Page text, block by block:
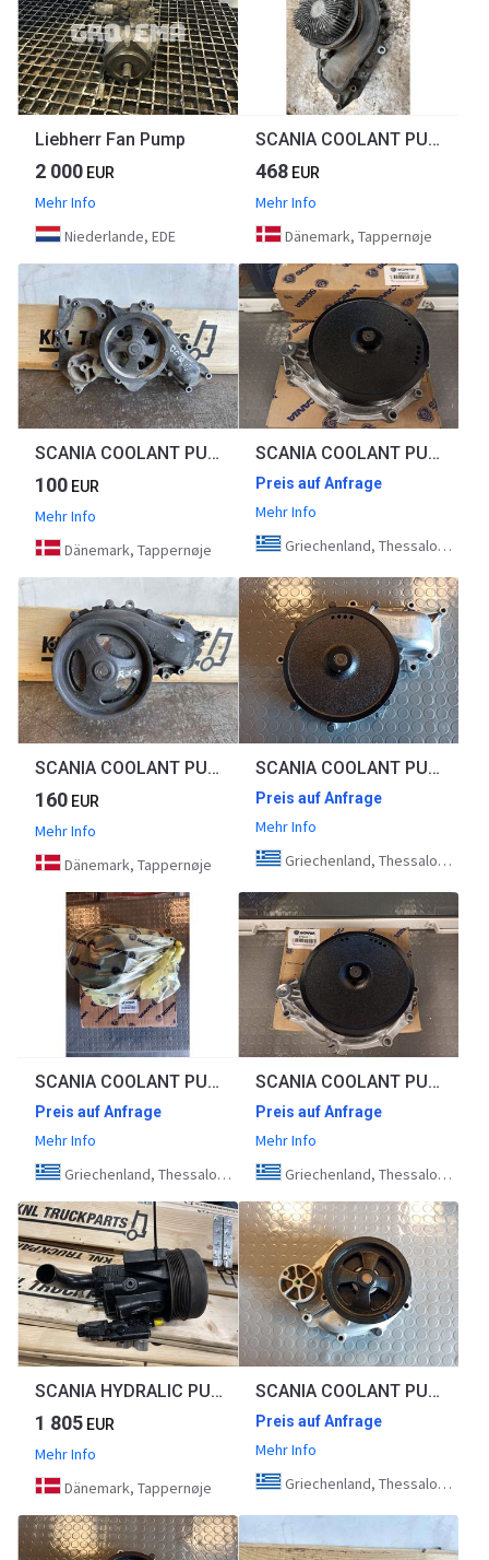
Liebherr Fan Pump
2 000 EUR
Mehr Info
Niederlande, EDE
SCANIA COOLANT PUMP 2714201
468 EUR
Mehr Info
Dänemark, Tappernøje
SCANIA COOLANT PUMP 1793989
100 EUR
Mehr Info
Dänemark, Tappernøje
SCANIA COOLANT PUMP 576663
Preis auf Anfrage
Mehr Info
Griechenland, Thessaloniki
SCANIA COOLANT PUMP 2363452
160 EUR
Mehr Info
Dänemark, Tappernøje
SCANIA COOLANT PUMP 571224
Preis auf Anfrage
Mehr Info
Griechenland, Thessaloniki
SCANIA COOLANT PUMP 571244
Preis auf Anfrage
Mehr Info
Griechenland, Thessaloniki
SCANIA COOLANT PUMP 575052
Preis auf Anfrage
Mehr Info
Griechenland, Thessaloniki
SCANIA HYDRALIC PUMP 2060416
1 805 EUR
Mehr Info
Dänemark, Tappernøje
SCANIA COOLANT PUMP 1787120
Preis auf Anfrage
Mehr Info
Griechenland, Thessaloniki